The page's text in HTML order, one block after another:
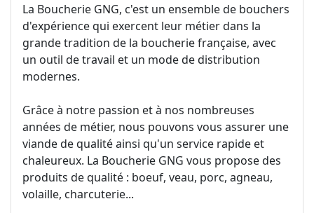
La Boucherie GNG, c'est un ensemble de bouchers
d'expérience qui exercent leur métier dans la
grande tradition de la boucherie française, avec
un outil de travail et un mode de distribution
modernes.
Grâce à notre passion et à nos nombreuses
années de métier, nous pouvons vous assurer une
viande de qualité ainsi qu'un service rapide et
chaleureux. La Boucherie GNG vous propose des
produits de qualité : boeuf, veau, porc, agneau,
volaille, charcuterie...